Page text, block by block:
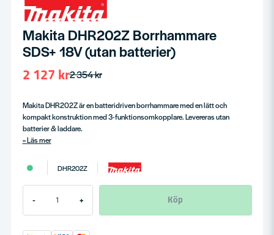
Makita DHR202Z Borrhammare
SDS+ 18V (utan batterier)
2 354 kr
2 127 kr
Makita DHR202Z är en batteridriven borrhammare med en lätt och
kompakt konstruktion med 3-funktionsomkopplare. Levereras utan
batterier & laddare.
Läs mer
DHR202Z
- + Köp